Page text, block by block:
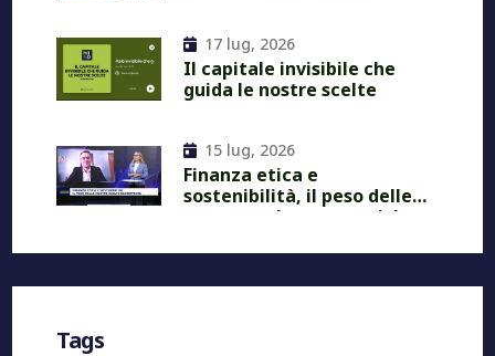
17 lug, 2026
Il capitale invisibile che
guida le nostre scelte
15 lug, 2026
Finanza etica e
sostenibilità, il peso delle
nostre scelte economiche
Tags